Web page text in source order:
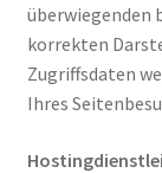
überwiegenden
korrekten
Zugriffsdaten
Ihres